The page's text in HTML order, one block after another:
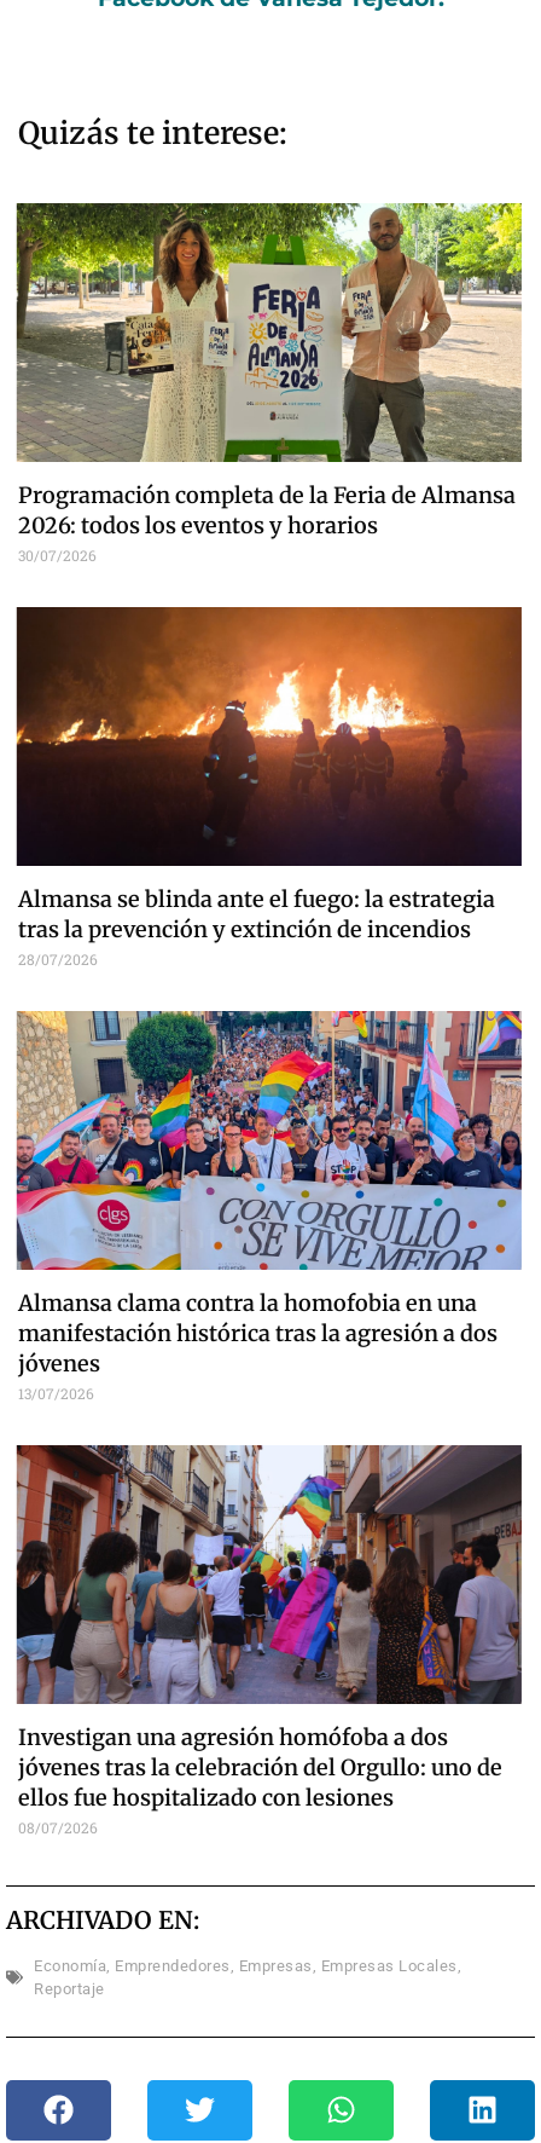
Quizás te interese:
Programación completa de la Feria de Almansa
2026: todos los eventos y horarios
30/07/2026
Almansa se blinda ante el fuego: la estrategia
tras la prevención y extinción de incendios
28/07/2026
Almansa clama contra la homofobia en una
manifestación histórica tras la agresión a dos
jóvenes
13/07/2026
Investigan una agresión homófoba a dos
jóvenes tras la celebración del Orgullo: uno de
ellos fue hospitalizado con lesiones
08/07/2026
ARCHIVADO EN:
Economía Emprendedores Empresas Empresas Locales
Reportaje